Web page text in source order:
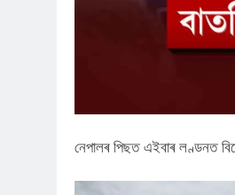
নেপালৰ পিছত এইবাৰ লণ্ডনত